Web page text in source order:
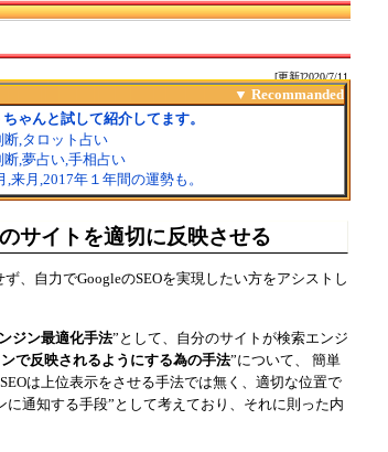
[更新]2020/7/11
サイトを適切に反映させる
、自力でGoogleのSEOを実現したい方をアシストし
ジン最適化手法”として、自分のサイトが検索エンジ
で反映されるようにする為の手法”について、 簡単
は上位表示をさせる手法では無く、適切な位置で
通知する手段”として考えており、それに則った内